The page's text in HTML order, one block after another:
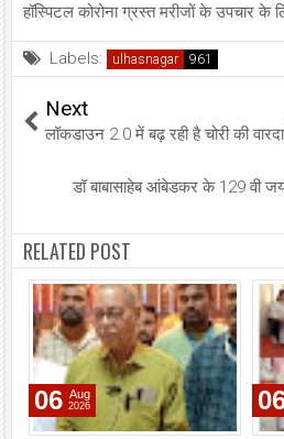
हॉस्पिटल कोरोना ग्रस्त मरीजों के उपचार के
Labels: ulhasnagar
Next
लॉकडाउन 2.0 में बढ़ रही है चोरी की
डॉ बाबासाहेब आंबेडकर के 129 वी
RELATED POST
06 Aug
2026